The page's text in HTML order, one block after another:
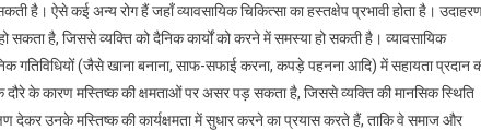
है। ऐसे कई अन्य रोग हैं जहाँ व्यावसायिक चिकित्सा का हस्तक्षेप प्रभावी होता है।
है, जिससे व्यक्ति को दैनिक कार्यों को करने में समस्या हो सकती है। व्यावसायिक
गतिविधियों (जैसे खाना बनाना, साफ-सफाई करना, कपड़े पहनना आदि) में सहायता प्रदान
दौरे के कारण मस्तिष्क की क्षमताओं पर असर पड़ सकता है, जिससे व्यक्ति की मानसिक स्थिति
देकर उनके मस्तिष्क की कार्यक्षमता में सुधार करने का प्रयास करते हैं, ताकि वे समाज और